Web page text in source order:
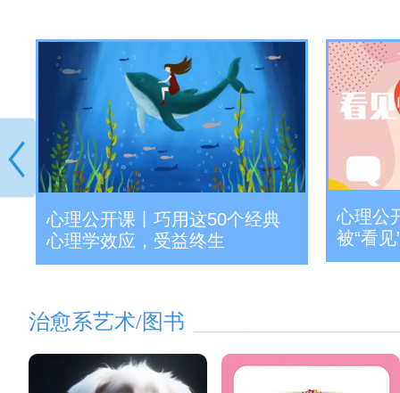
心理公开课丨巧用这50个经典
心理学效应，受益终生
心理公
被“看见
治愈系艺术/图书